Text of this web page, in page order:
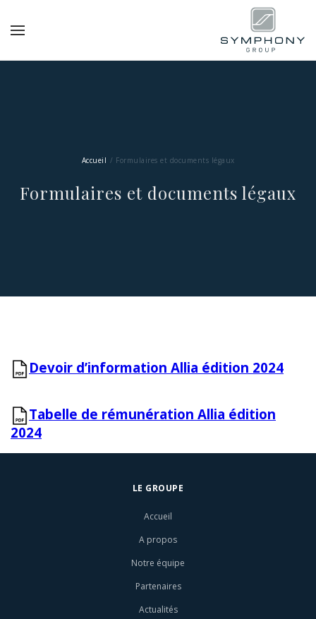
Accueil Formulaires et documents légaux
Formulaires et documents légaux
Devoir d’information Allia édition 2024
Tabelle de rémunération Allia édition
2024
LE GROUPE
Accueil
A propos
Notre équipe
Partenaires
Actualités